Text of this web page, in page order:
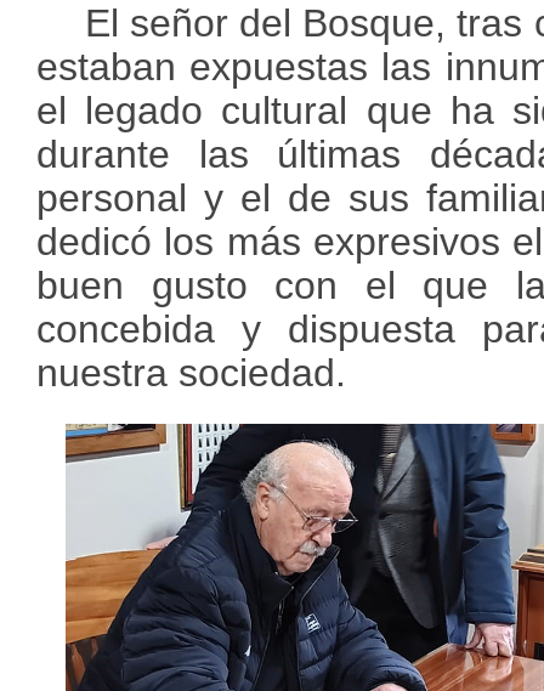
El señor del Bosque, tras
estaban expuestas las
el legado cultural que ha
durante las últimas
personal y el de sus
dedicó los más expresivos
buen gusto con el que
concebida y dispuesta
nuestra sociedad.